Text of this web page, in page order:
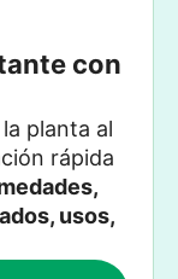
con
planta al
rápida
usos,